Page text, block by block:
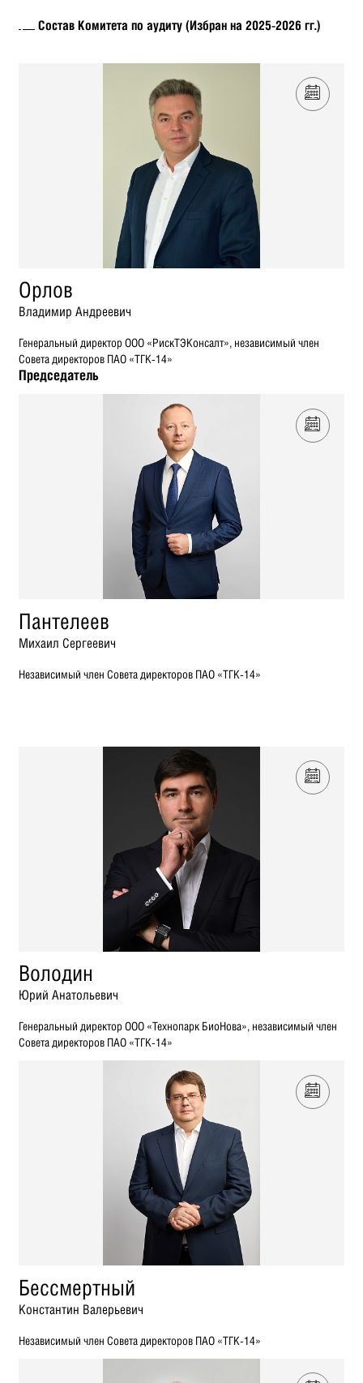
Состав Комитета по аудиту (Избран на 2025-2026 гг.)
Орлов
Владимир Андреевич
Генеральный директор ООО «РискТЭКонсалт», независимый член
Совета директоров ПАО «ТГК-14»
Председатель
Пантелеев
Михаил Сергеевич
Независимый член Совета директоров ПАО «ТГК-14»
Володин
Юрий Анатольевич
Генеральный директор ООО «Технопарк БиоНова», независимый член
Совета директоров ПАО «ТГК-14»
Бессмертный
Константин Валерьевич
Независимый член Совета директоров ПАО «ТГК-14»